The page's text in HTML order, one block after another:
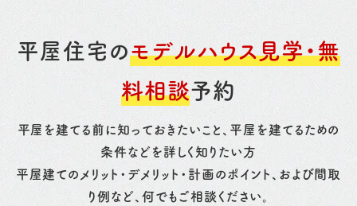
平屋住宅のモデルハウス見学・無
料相談予約
平屋を建てる前に知っておきたいこと、平屋を建てるための
条件などを詳しく知りたい方
平屋建てのメリット・デメリット・計画のポイント、および間取
り例など、何でもご相談ください。